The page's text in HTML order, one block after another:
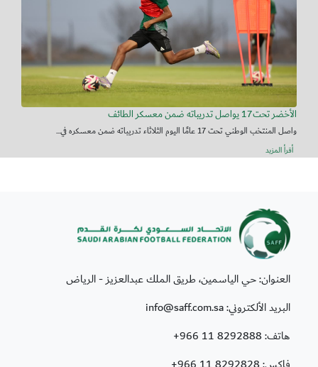
الأخضر تحت17 يواصل تدريباته ضمن معسكر الطائف
واصل المنتخب الوطني تحت 17 عامًا اليوم الثلاثاء تدريباته ضمن معسكره في...
أقرأ المزيد
العنوان: حي الياسمين، طريق الملك عبدالعزيز - الرياض
البريد الألكتروني: info@saff.com.sa
هاتف:+966 11 8292888